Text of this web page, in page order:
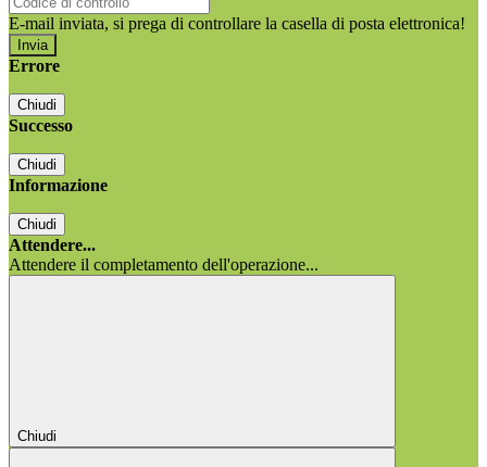
E-mail inviata, si prega di controllare la casella di posta elettronica!
Errore
Chiudi
Successo
Chiudi
Informazione
Chiudi
Attendere...
Attendere il completamento dell'operazione...
Chiudi